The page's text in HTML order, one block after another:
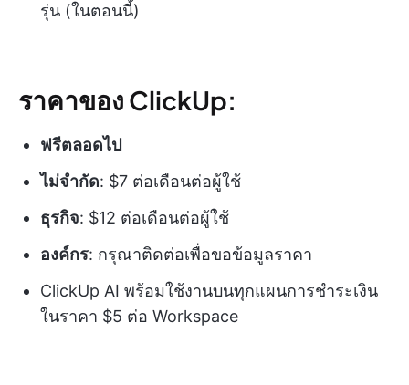
รุ่น (ในตอนนี้)
ราคาของ ClickUp:
ฟรีตลอดไป
ไม่จำกัด: $7 ต่อเดือนต่อผู้ใช้
ธุรกิจ: $12 ต่อเดือนต่อผู้ใช้
องค์กร: กรุณาติดต่อเพื่อขอข้อมูลราคา
ClickUp AI พร้อมใช้งานบนทุกแผนการชำระเงิน
ในราคา $5 ต่อ Workspace